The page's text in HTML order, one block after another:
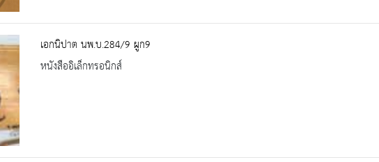
เอกนิปาต นพ.บ.284/9 ผูก9
หนังสืออิเล็กทรอนิกส์